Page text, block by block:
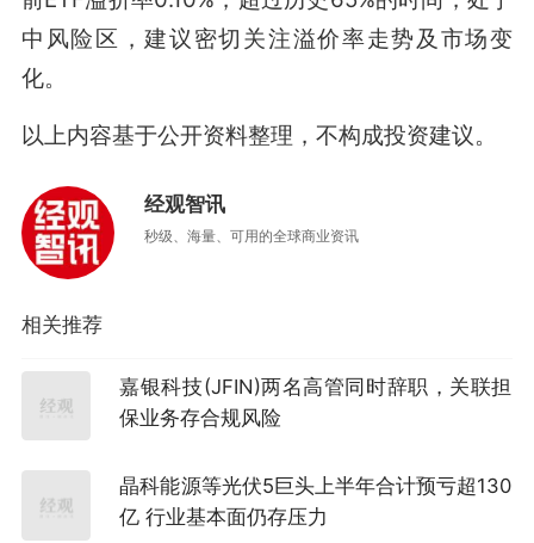
中风险区，建议密切关注溢价率走势及市场变
化。
以上内容基于公开资料整理，不构成投资建议。
经观智讯
秒级、海量、可用的全球商业资讯
相关推荐
嘉银科技(JFIN)两名高管同时辞职，关联担
保业务存合规风险
晶科能源等光伏5巨头上半年合计预亏超130
亿 行业基本面仍存压力